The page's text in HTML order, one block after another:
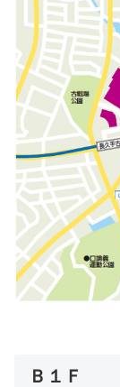
Ｂ１Ｆ